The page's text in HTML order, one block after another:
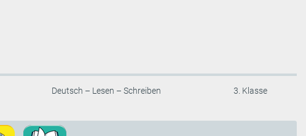
Deutsch – Lesen – Schreiben 3. Klasse